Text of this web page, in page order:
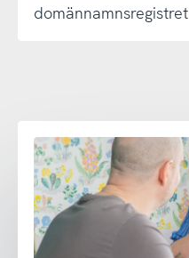
domännamnsregistret